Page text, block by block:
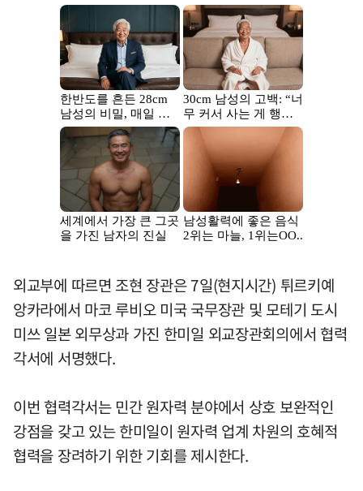
외교부에 따르면 조현 장관은 7일(현지시간) 튀르키예
앙카라에서 마코 루비오 미국 국무장관 및 모테기 도시
미쓰 일본 외무상과 가진 한미일 외교장관회의에서 협력
각서에 서명했다.
이번 협력각서는 민간 원자력 분야에서 상호 보완적인
강점을 갖고 있는 한미일이 원자력 업계 차원의 호혜적
협력을 장려하기 위한 기회를 제시한다.